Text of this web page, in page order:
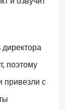
поэтому
привезли с